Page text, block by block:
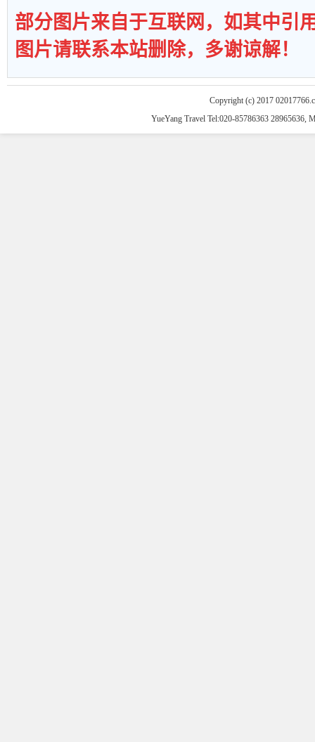
部分图片来自于互联网，如其中引
图片请联系本站删除，多谢谅解！
Copyright (c) 2017
YueYang Travel Tel:020-85786363 28965636,